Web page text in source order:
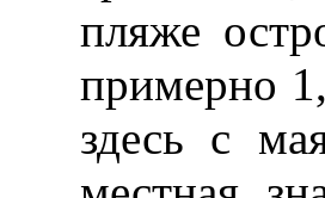
пляже
примерно
здесь с